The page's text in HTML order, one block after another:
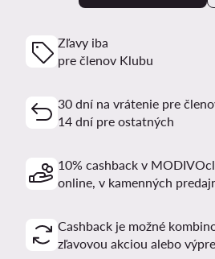
Zľavy iba
pre členov Klubu
30 dní na vrátenie pre
14 dní pre ostatných
10% cashback v
online, v kamenných
Cashback je možné
zľavovou akciou alebo